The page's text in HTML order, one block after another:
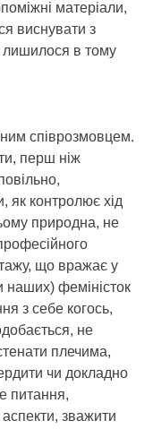
матеріали,
виснувати з
в тому
співрозмовцем.
перш ніж
як контролює хід
природна, не
що вражає у
наших) феміністок
з себе когось,
не
плечима,
чи докладно
питання,
аспекти, зважити